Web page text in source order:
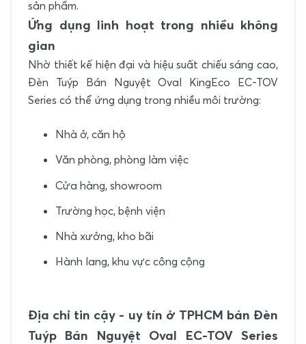
sản phẩm.
Ứng dụng linh hoạt trong nhiều không
gian
Nhờ thiết kế hiện đại và hiệu suất chiếu sáng cao,
Đèn Tuýp Bán Nguyệt Oval KingEco EC-TOV
Series có thể ứng dụng trong nhiều môi trường:
Nhà ở, căn hộ
Văn phòng, phòng làm việc
Cửa hàng, showroom
Trường học, bệnh viện
Nhà xưởng, kho bãi
Hành lang, khu vực công cộng
Địa chỉ tin cậy - uy tín ở TPHCM bán Đèn
Tuýp Bán Nguyệt Oval EC-TOV Series